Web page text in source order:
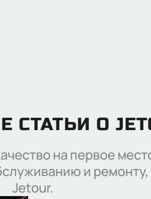
О
на первое
и
Jetour.